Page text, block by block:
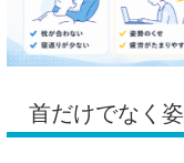
首だけでなく